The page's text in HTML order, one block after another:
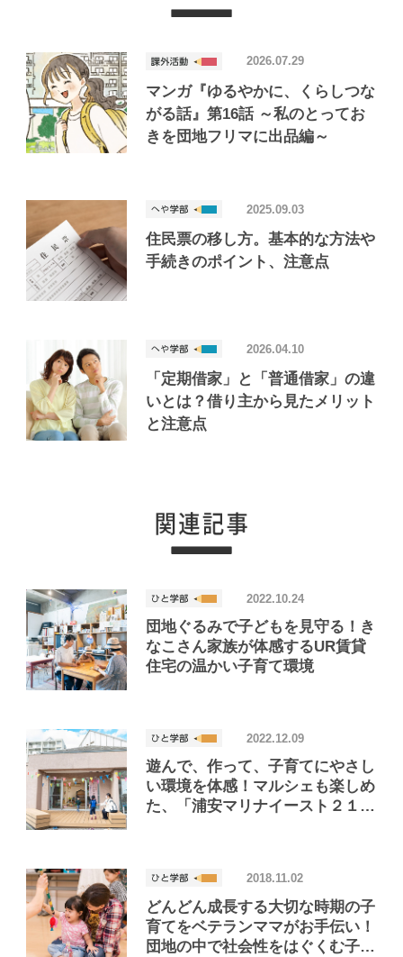
マンガ『ゆるやかに、くらしつな
がる話』第16話 ～私のとってお
きを団地フリマに出品編～
2026.07.29
住民票の移し方。基本的な方法や
手続きのポイント、注意点
2025.09.03
「定期借家」と「普通借家」の違
いとは？借り主から見たメリット
と注意点
2026.04.10
団地ぐるみで子どもを見守る！き
なこさん家族が体感するUR賃貸
住宅の温かい子育て環境
2022.10.24
遊んで、作って、子育てにやさし
い環境を体感！マルシェも楽しめ
た、「浦安マリナイースト２１望
2022.12.09
どんどん成長する大切な時期の子
育てをベテランママがお手伝い！
団地の中で社会性をはぐくむ子育
2018.11.02